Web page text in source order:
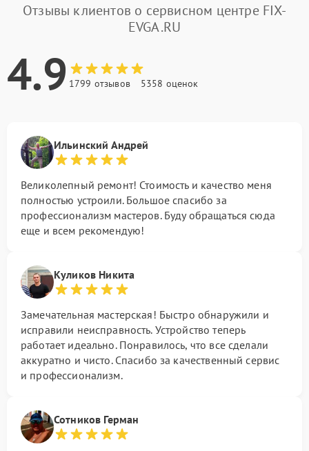
Отзывы клиентов о сервисном центре FIX-
EVGA.RU
4.9 1799 отзывов 5358 оценок
Ильинский Андрей
Великолепный ремонт! Стоимость и качество меня
полностью устроили. Большое спасибо за
профессионализм мастеров. Буду обращаться сюда
еще и всем рекомендую!
Куликов Никита
Замечательная мастерская! Быстро обнаружили и
исправили неисправность. Устройство теперь
работает идеально. Понравилось, что все сделали
аккуратно и чисто. Спасибо за качественный сервис
и профессионализм.
Сотников Герман